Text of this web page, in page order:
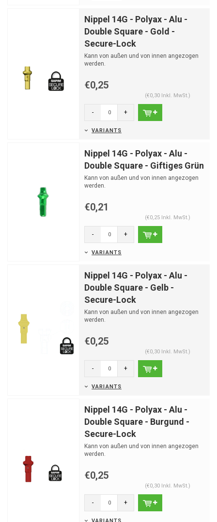
Nippel 14G - Polyax - Alu -
Double Square - Gold -
Secure-Lock
Kann von außen und von innen angezogen
werden.
€0,25
(€0,30 Inkl. MwSt.)
- +
VARIANTS
Nippel 14G - Polyax - Alu -
Double Square - Giftiges Grün
Kann von außen und von innen angezogen
werden.
€0,21
(€0,25 Inkl. MwSt.)
- +
VARIANTS
Nippel 14G - Polyax - Alu -
Double Square - Gelb -
Secure-Lock
Kann von außen und von innen angezogen
werden.
€0,25
(€0,30 Inkl. MwSt.)
- +
VARIANTS
Nippel 14G - Polyax - Alu -
Double Square - Burgund -
Secure-Lock
Kann von außen und von innen angezogen
werden.
€0,25
(€0,30 Inkl. MwSt.)
- +